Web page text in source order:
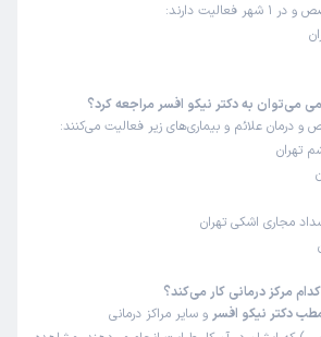
می‌توان به دکتر نیکو افسر مراجعه کرد؟
درمان علائم و بیماری‌های زیر فعالیت می‌کنند:
تهران
مجاری اشکی تهران
مرکز درمانی کار می‌کند؟
دکتر نیکو افسر و سایر مراکز درمانی